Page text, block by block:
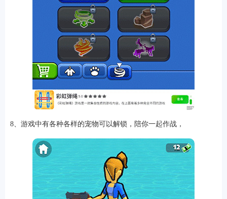
8、游戏中有各种各样的宠物可以解锁，陪你一起作战，